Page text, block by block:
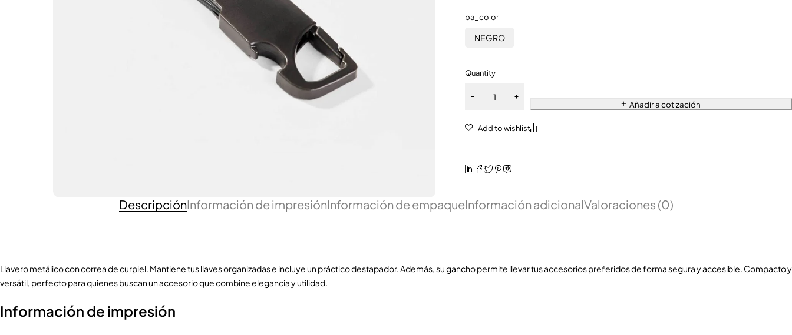
pa_color
NEGRO
Quantity
Añadir a cotización
DescripciónInformación de impresiónInformación de empaqueInformación adicionalValoraciones (0)
Llavero metálico con correa de curpiel. Mantiene tus llaves organizadas e incluye un práctico destapador. Además, su gancho permite llevar tus accesorios preferidos de forma segura y accesible. Compacto y
versátil, perfecto para quienes buscan un accesorio que combine elegancia y utilidad.
Información de impresión